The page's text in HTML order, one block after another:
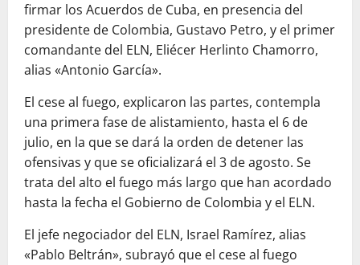
firmar los Acuerdos de Cuba, en presencia del
presidente de Colombia, Gustavo Petro, y el primer
comandante del ELN, Eliécer Herlinto Chamorro,
alias «Antonio García».
El cese al fuego, explicaron las partes, contempla
una primera fase de alistamiento, hasta el 6 de
julio, en la que se dará la orden de detener las
ofensivas y que se oficializará el 3 de agosto. Se
trata del alto el fuego más largo que han acordado
hasta la fecha el Gobierno de Colombia y el ELN.
El jefe negociador del ELN, Israel Ramírez, alias
«Pablo Beltrán», subrayó que el cese al fuego